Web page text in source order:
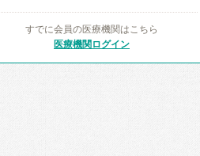
すでに会員の医療機関はこちら
医療機関ログイン